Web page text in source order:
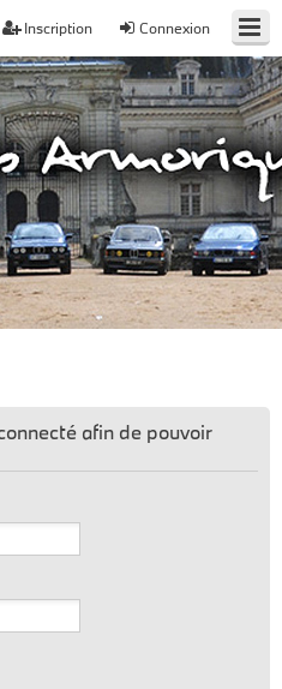
Connexion
Inscription
afin de pouvoir